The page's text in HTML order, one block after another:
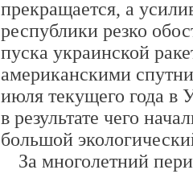
прекращается, а
республики резко
пуска украинской
американскими
июля текущего года в
в результате чего
большой
За многолетний